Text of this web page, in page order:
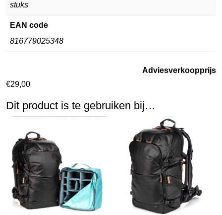
stuks
EAN code
816779025348
Adviesverkoopprijs
€29,00
Dit product is te gebruiken bij…